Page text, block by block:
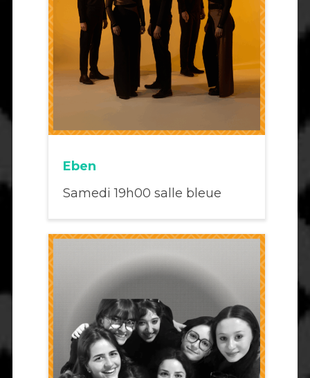
Eben
Samedi 19h00 salle bleue